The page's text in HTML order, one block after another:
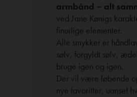
armbånd – alt
ved Jane Kønigs
finurlige elementer.
Alle smykker er
sølv, forgyldt sølv,
bruge igen og igen.
Der vil være løbende
nye favoritter, uanset